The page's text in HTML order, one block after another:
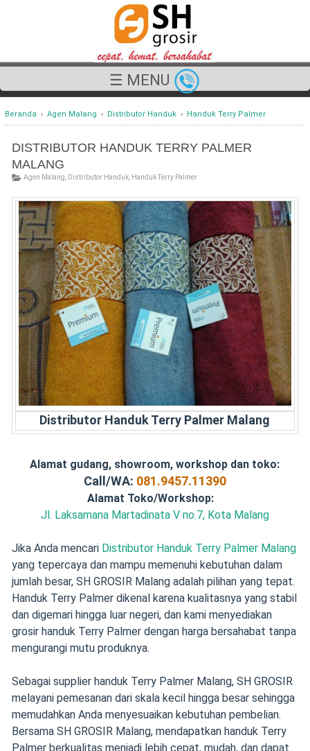
☰ MENU
Beranda › Agen Malang › Distributor Handuk › Handuk Terry Palmer
DISTRIBUTOR HANDUK TERRY PALMER
MALANG
Agen Malang Distributor Handuk, Handuk Terry Palmer
Distributor Handuk Terry Palmer Malang
Alamat gudang, showroom, workshop dan toko:
Call/WA: 081.9457.11390
Alamat Toko/Workshop:
Jl. Laksamana Martadinata V no.7, Kota Malang
Jika Anda mencari Distributor Handuk Terry Palmer Malang
yang tepercaya dan mampu memenuhi kebutuhan dalam
jumlah besar, SH GROSIR Malang adalah pilihan yang tepat.
Handuk Terry Palmer dikenal karena kualitasnya yang stabil
dan digemari hingga luar negeri, dan kami menyediakan
grosir handuk Terry Palmer dengan harga bersahabat tanpa
mengurangi mutu produknya.
Sebagai supplier handuk Terry Palmer Malang, SH GROSIR
melayani pemesanan dari skala kecil hingga besar sehingga
memudahkan Anda menyesuaikan kebutuhan pembelian.
Bersama SH GROSIR Malang, mendapatkan handuk Terry
Palmer berkualitas menjadi lebih cepat, mudah, dan dapat